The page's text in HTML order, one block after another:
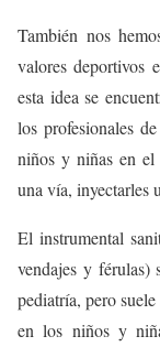
También nos
valores deportivos
esta idea se
los profesionales
niños y niñas en el
una vía, inyectarles
El instrumental
vendajes y férulas)
pediatría, pero
en los niños y